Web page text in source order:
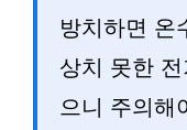
방치하면 온
상치 못한
으니 주의해